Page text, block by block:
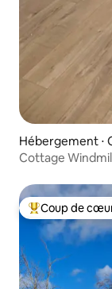
Hébergement ⋅
Cottage
Coups de cœur
Coup de